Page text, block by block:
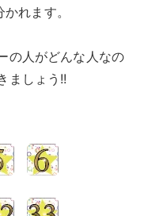
れます。
の人がどんな人なの
ましょう!!